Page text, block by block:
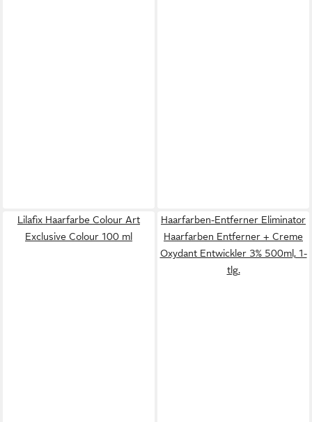
Lilafix Haarfarbe Colour Art
Exclusive Colour 100 ml
Haarfarben-Entferner Eliminator
Haarfarben Entferner + Creme
Oxydant Entwickler 3% 500ml, 1-
tlg.